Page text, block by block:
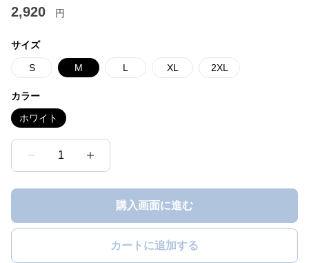
2,920 円
サイズ
S M L XL 2XL
カラー
ホワイト
1
購入画面に進む
カートに追加する